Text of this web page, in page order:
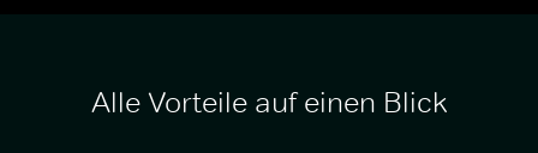
Alle Vorteile auf einen Blick